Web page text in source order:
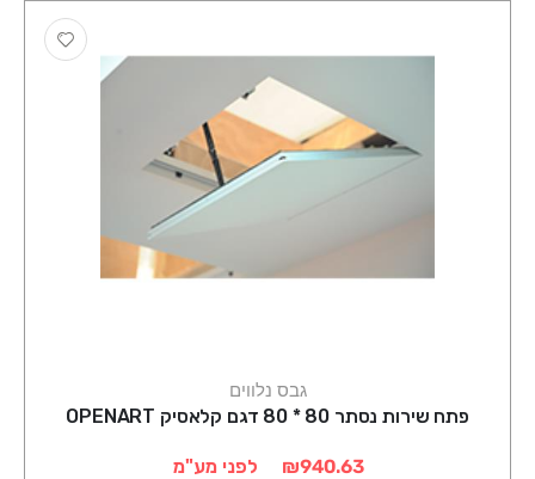
גבס נלווים
פתח שירות נסתר 80 * 80 דגם קלאסיק OPENART
₪940.63
לפני מע"מ